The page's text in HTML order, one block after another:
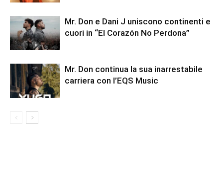
Mr. Don e Dani J uniscono continenti e
cuori in “El Corazón No Perdona”
Mr. Don continua la sua inarrestabile
carriera con l’EQS Music